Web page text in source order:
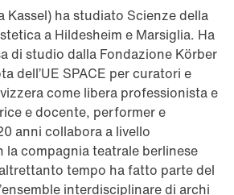
Kassel) ha studiato Scienze della
a Hildesheim e Marsiglia. Ha
di studio dalla Fondazione Körber
dell’UE SPACE per curatori e
come libera professionista e
e docente, performer e
anni collabora a livello
la compagnia teatrale berlinese
tempo ha fatto parte del
interdisciplinare di archi